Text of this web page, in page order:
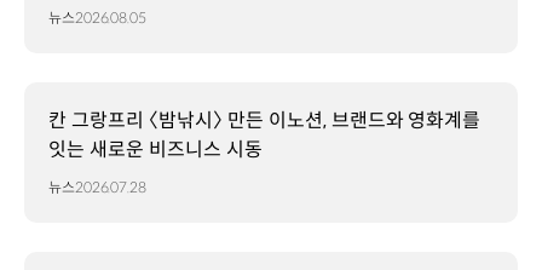
뉴스2026.08.05
칸 그랑프리 〈밤낚시〉 만든 이노션, 브랜드와 영화계를
잇는 새로운 비즈니스 시동
뉴스2026.07.28